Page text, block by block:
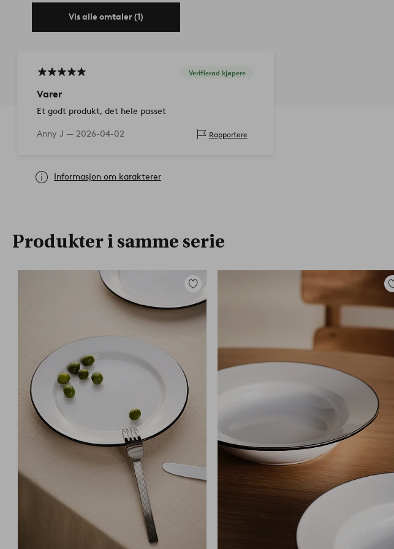
Vis alle omtaler (1)
Verifierad kjøpere
Varer
Et godt produkt, det hele passet
Anny J — 2026-04-02 Rapportere
Informasjon om karakterer
Produkter i samme serie
Legg
favoritter